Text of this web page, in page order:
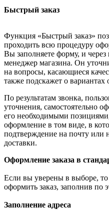
Быстрый заказ
Функция «Быстрый заказ»
проходить всю процедуру
Вы заполняете форму, и через
менеджер магазина. Он
на вопросы, касающиеся
также подскажет о вариантах
По результатам звонка,
уточнения, самостоятельно
его необходимыми
оформление в том виде, в
подтверждение на почту или
доставки.
Оформление заказа в
Если вы уверены в выборе, то
оформить заказ, заполнив по
Заполнение адреса